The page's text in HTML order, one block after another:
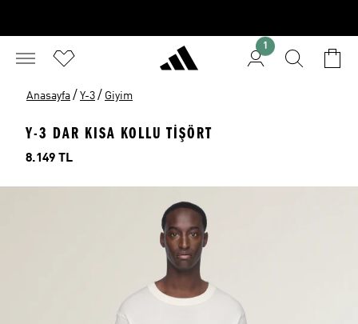
1
Anasayfa / Y-3 / Giyim
Y-3 DAR KISA KOLLU TIŞÖRT
Fiyat
8.149 TL